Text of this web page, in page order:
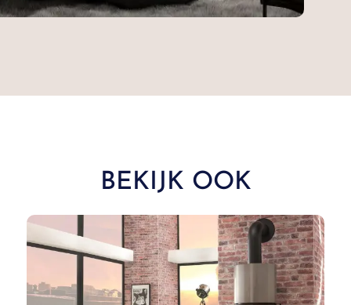
BEKIJK OOK